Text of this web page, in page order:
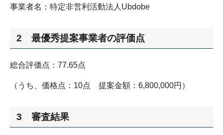
事業者名：特定非営利活動法人Ubdobe
2 最優秀提案事業者の評価点
総合評価点：77.65点
（うち、価格点：10点 提案金額：6,800,000円）
3 審査結果